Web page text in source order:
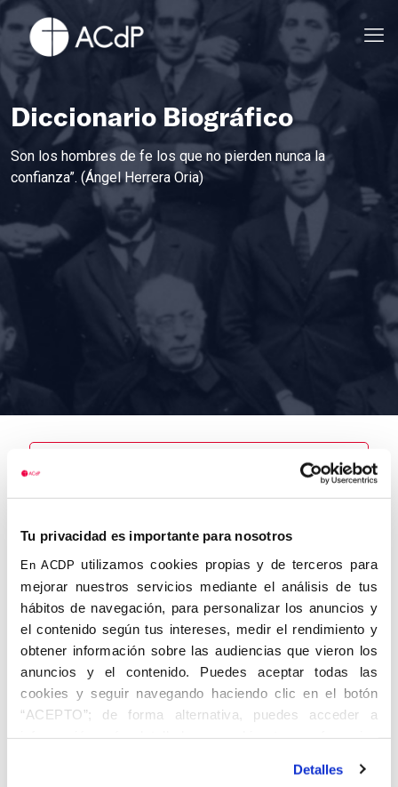
Tu privacidad es importante para nosotros
En ACDP utilizamos cookies propias y de terceros para
mejorar nuestros servicios mediante el análisis de tus
hábitos de navegación, para personalizar los anuncios y
el contenido según tus intereses, medir el rendimiento y
obtener información sobre las audiencias que vieron los
anuncios y el contenido. Puedes aceptar todas las
cookies y seguir navegando haciendo clic en el botón
“ACEPTO”; de forma alternativa, puedes acceder a
información más detallada y cambiar tus preferencias
en el botón "Personalizar". Para más información puedes
Detalles
Diccionario Biográfico
Son los hombres de fe los que no pierden nunca la
confianza”. (Ángel Herrera Oria)
Ayala Arnedo,
Tomás
Autor
Centro de
adscripción
Fecha de
nacimiento
01/01/1926
Lugar de
Fecha de
defunción
Lugar de
defunción